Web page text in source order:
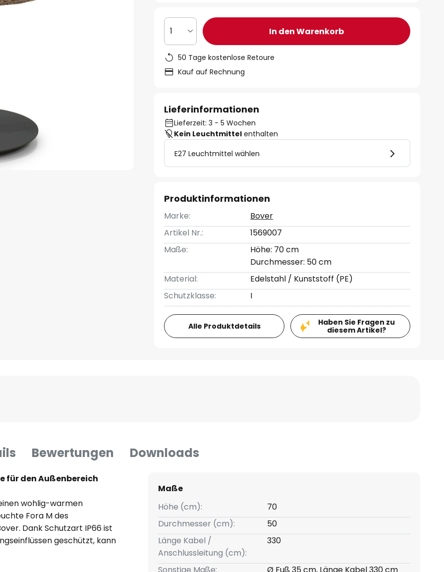
1 In den Warenkorb
50 Tage kostenlose Retoure
Kauf auf Rechnung
Lieferinformationen
Lieferzeit: 3 - 5 Wochen
Kein Leuchtmittel enthalten
E27 Leuchtmittel wählen
Produktinformationen
Marke:
Bover
Artikel Nr.:
1569007
Maße:
Höhe: 70 cm
Durchmesser: 50 cm
Material:
Edelstahl / Kunststoff (PE)
Schutzklasse:
I
Alle Produktdetails
Haben Sie Fragen zu
diesem Artikel?
Bewertungen Downloads
für den Außenbereich
wohlig-warmen
Fora M des
Dank Schutzart IP66 ist
geschützt, kann
Hauses zum Einsatz
Maße
Höhe (cm):
70
Durchmesser (cm):
50
Länge Kabel /
Anschlussleitung (cm):
330